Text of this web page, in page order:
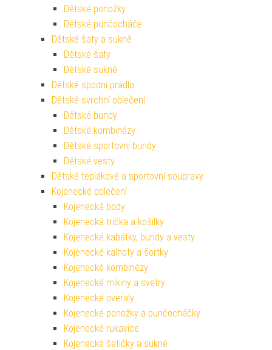
Dětské ponožky
Dětské punčocháče
Dětské šaty a sukně
Dětské šaty
Dětské sukně
Dětské spodní prádlo
Dětské svrchní oblečení
Dětské bundy
Dětské kombinézy
Dětské sportovní bundy
Dětské vesty
Dětské teplákové a sportovní soupravy
Kojenecké oblečení
Kojenecká body
Kojenecká trička a košilky
Kojenecké kabátky, bundy a vesty
Kojenecké kalhoty a šortky
Kojenecké kombinézy
Kojenecké mikiny a svetry
Kojenecké overaly
Kojenecké ponožky a punčocháčky
Kojenecké rukavice
Kojenecké šatičky a sukně